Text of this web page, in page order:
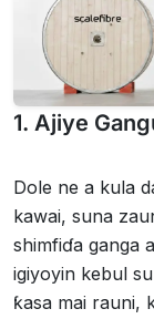
1. Ajiye
Dole ne a kula
kawai, suna
shimfiɗa ganga
igiyoyin kebul
ƙasa mai rauni,